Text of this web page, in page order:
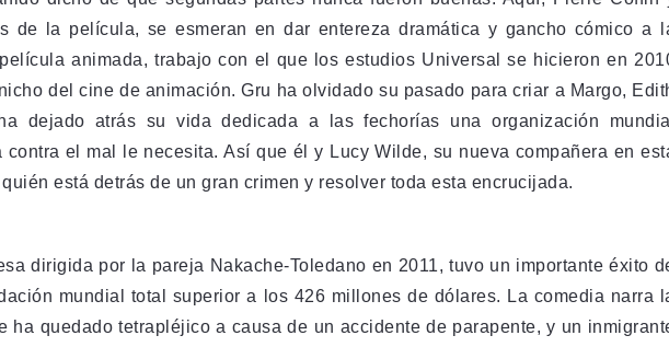
de la película, se esmeran en dar entereza dramática y gancho cómico a
animada, trabajo con el que los estudios Universal se hicieron en
del cine de animación. Gru ha olvidado su pasado para criar a Margo,
dejado atrás su vida dedicada a las fechorías una organización mundial
el mal le necesita. Así que él y Lucy Wilde, su nueva compañera en
está detrás de un gran crimen y resolver toda esta encrucijada.
dirigida por la pareja Nakache-Toledano en 2011, tuvo un importante éxito
mundial total superior a los 426 millones de dólares. La comedia narra
ha quedado tetrapléjico a causa de un accidente de parapente, y un